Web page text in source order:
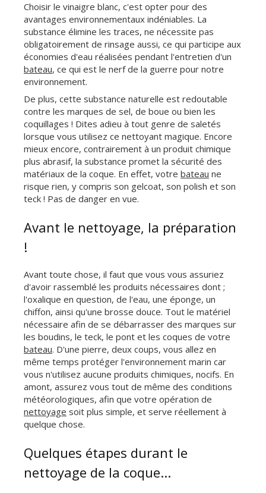
Choisir le vinaigre blanc, c'est opter pour des
avantages environnementaux indéniables. La
substance élimine les traces, ne nécessite pas
obligatoirement de rinsage aussi, ce qui participe aux
économies d'eau réalisées pendant l'entretien d'un
bateau, ce qui est le nerf de la guerre pour notre
environnement.
De plus, cette substance naturelle est redoutable
contre les marques de sel, de boue ou bien les
coquillages ! Dites adieu à tout genre de saletés
lorsque vous utilisez ce nettoyant magique. Encore
mieux encore, contrairement à un produit chimique
plus abrasif, la substance promet la sécurité des
matériaux de la coque. En effet, votre bateau ne
risque rien, y compris son gelcoat, son polish et son
teck ! Pas de danger en vue.
Avant le nettoyage, la préparation
!
Avant toute chose, il faut que vous vous assuriez
d'avoir rassemblé les produits nécessaires dont ;
l'oxalique en question, de l'eau, une éponge, un
chiffon, ainsi qu'une brosse douce. Tout le matériel
nécessaire afin de se débarrasser des marques sur
les boudins, le teck, le pont et les coques de votre
bateau. D'une pierre, deux coups, vous allez en
même temps protéger l'environnement marin car
vous n'utilisez aucune produits chimiques, nocifs. En
amont, assurez vous tout de même des conditions
météorologiques, afin que votre opération de
nettoyage soit plus simple, et serve réellement à
quelque chose.
Quelques étapes durant le
nettoyage de la coque...